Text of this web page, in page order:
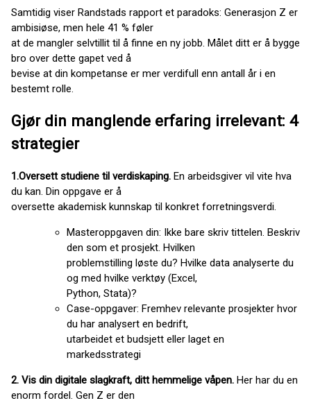
Samtidig viser Randstads rapport et paradoks: Generasjon Z er
ambisiøse, men hele 41 % føler
at de mangler selvtillit til å finne en ny jobb. Målet ditt er å bygge
bro over dette gapet ved å
bevise at din kompetanse er mer verdifull enn antall år i en
bestemt rolle.
Gjør din manglende erfaring irrelevant: 4
strategier
1.Oversett studiene til verdiskaping. En arbeidsgiver vil vite hva
du kan. Din oppgave er å
oversette akademisk kunnskap til konkret forretningsverdi.
Masteroppgaven din: Ikke bare skriv tittelen. Beskriv
den som et prosjekt. Hvilken
problemstilling løste du? Hvilke data analyserte du
og med hvilke verktøy (Excel,
Python, Stata)?
Case-oppgaver: Fremhev relevante prosjekter hvor
du har analysert en bedrift,
utarbeidet et budsjett eller laget en
markedsstrategi
2. Vis din digitale slagkraft, ditt hemmelige våpen. Her har du en
enorm fordel. Gen Z er den